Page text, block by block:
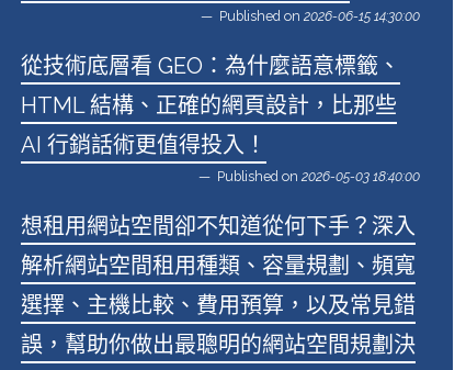
Published on 2026-06-15 14:30:00
從技術底層看 GEO：為什麼語意標籤、
HTML 結構、正確的網頁設計，比那些
AI 行銷話術更值得投入！
Published on 2026-05-03 18:40:00
想租用網站空間卻不知道從何下手？深入
解析網站空間租用種類、容量規劃、頻寬
選擇、主機比較、費用預算，以及常見錯
誤，幫助你做出最聰明的網站空間規劃決